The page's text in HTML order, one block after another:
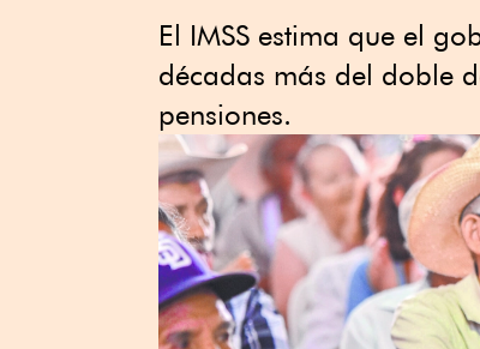
El IMSS estima que el
décadas más del doble
pensiones.